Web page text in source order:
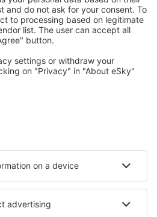
de opţiuni: hoteluri, cabane,
de către utilizatorii eSky
în Blavand
Hoteluri Hevring